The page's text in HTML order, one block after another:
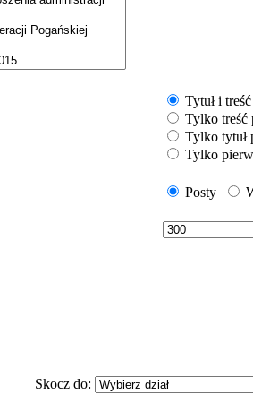
Tytuł i
Tylko treść
Tylko tytuł
Tylko
Posty
Skocz do: